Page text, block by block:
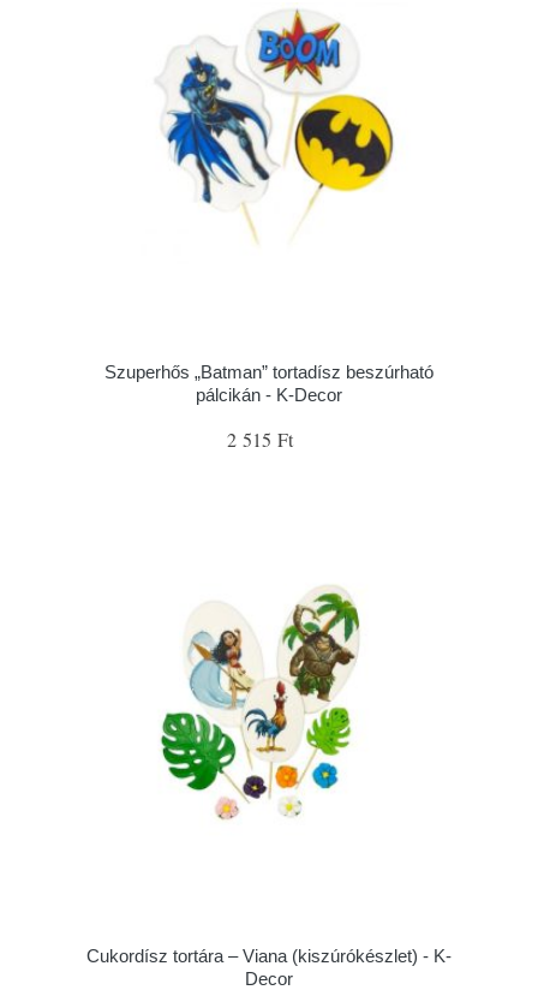
Szuperhős „Batman” tortadísz beszúrható
pálcikán - K-Decor
2 515 Ft
Cukordísz tortára – Viana (kiszúrókészlet) - K-
Decor